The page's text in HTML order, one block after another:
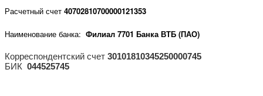
Расчетный счет 40702810700000121353
Наименование банка: Филиал 7701 Банка ВТБ (ПАО)
Корреспондентский счет 30101810345250000745
БИК 044525745